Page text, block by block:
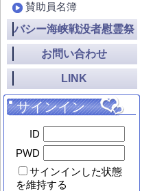
賛助員名簿
バシー海峡戦没者慰霊祭
お問い合わせ
LINK
サインイン
ID
PWD
サインインした状態
を維持する